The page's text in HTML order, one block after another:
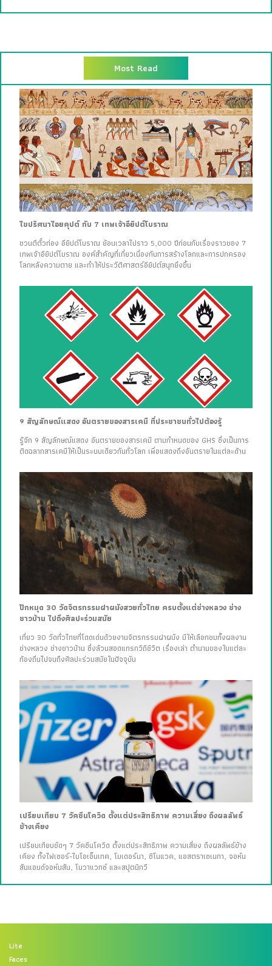
Most Read
ไขปริศนาไอยคุปต์ กับ 7 เทพเจ้าอียิปต์โบราณ
ชวนตีตั๋วท่อง อียิปต์โบราณ ย้อนเวลาไปราว 5,000 ปีก่อนกับเรื่องราวของ 7
เทพเจ้าอียิปต์โบราณ องค์สำคัญที่เกี่ยวเนื่องกับการสร้างโลกและการปกครอง
โลกหลังความตาย และทำให้ประวัติศาสตร์อียิปต์สนุกยิ่งขึ้น
9 สัญลักษณ์แสดง อันตรายของสารเคมี ที่ประชาชนทั่วไปต้องรู้
รู้จัก 9 สัญลักษณ์แสดง อันตรายของสารเคมี ตามกำหนดของ GHS ซึ่งเป็นการ
ติดฉลากสารเคมีให้เป็นระบบเดียวกันทั่วโลก เพื่อแสดงถึงอันตรายในแต่ละด้าน
ปักหมุด 30 วัดจิตรกรรมฝาผนังสวยทั่วไทย ครบตั้งแต่ช่างหลวง ช่าง
ชาวบ้าน ไปถึงศิลปะร่วมสมัย
เที่ยว 30 วัดทั่วไทยที่โดดเด่นด้วยงานจิตรกรรมฝาผนัง มีให้เลือกชมทั้งผลงาน
ช่างหลวง ช่างชาวบ้าน ซึ่งล้วนสอดแทรกวิถีชีวิต เรื่องเล่า ตำนานของในแต่ละ
ท้องถิ่นไปจนถึงศิลปะร่วมสมัยในปัจจุบัน
เปรียบเทียบ 7 วัคซีนโควิด ตั้งแต่ประสิทธิภาพ ความเสี่ยง ถึงผลลัพธ์
ข้างเคียง
เปรียบเทียบชัดๆ 7 วัคซีนโควิด ตั้งแต่ประสิทธิภาพ ความเสี่ยง ถึงผลลัพธ์ข้าง
เคียง ทั้งไฟเซอร์-ไบโอเอ็นเทค, โมเดอร์นา, ซิโนแวค, แอสตราเซเนกา, จอห์น
สันแอนด์จอห์นสัน, โนวาแวกซ์ และสปุตนิกวี
Lite
Faces